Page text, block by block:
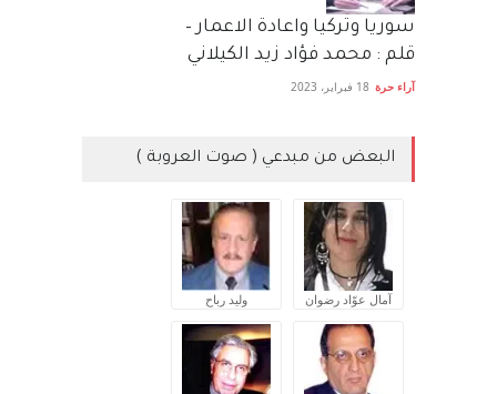
سوريا وتركيا واعادة الاعمار –
قلم : محمد فؤاد زيد الكيلاني
آراء حرة 18 فبراير، 2023
البعض من مبدعي ( صوت العروبة )
آمال عوّاد رضوان وليد رباح